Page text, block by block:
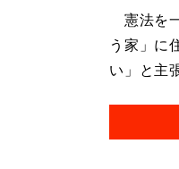
憲法を
う家」に
い」と主